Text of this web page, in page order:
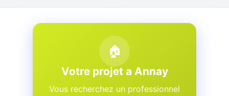
🏠
Votre projet a Annay
Vous recherchez un professionnel